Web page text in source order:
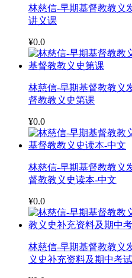
林慈信-早期基督教教义
讲义课
¥0.0
林慈信-早期基督教教义
督教教义史第课
¥0.0
林慈信-早期基督教教义
督教教义史读本-中文
¥0.0
林慈信-早期基督教教义
义史补充资料及期中考